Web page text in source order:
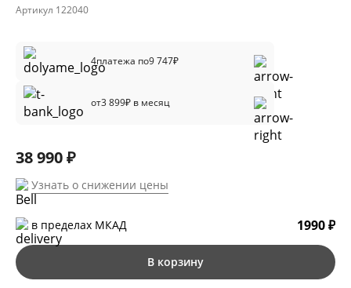
Артикул 122040
4платежа по9 747₽
от3 899₽ в месяц
38 990 ₽
Узнать о снижении цены
в пределах МКАД 1990 ₽
В корзину